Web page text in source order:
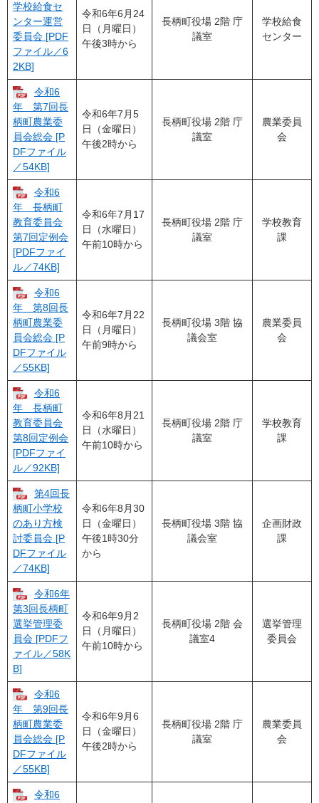
学校給食セ
ンター運営
委員会 [PDF
ファイル／6
2KB]
令和6年6月24
日（月曜日）
午後3時から
長柄町役場 2階 庁
議室
学校給食
センター
令和6
年 第7回長
柄町農業委
員会総会 [P
DFファイル
／54KB]
令和6年7月5
日（金曜日）
午後2時から
長柄町役場 2階 庁
議室
農業委員
会
令和6
年 長柄町
教育委員会
第7回定例会
[PDFファイ
ル／74KB]
令和6年7月17
日（水曜日）
午前10時から
長柄町役場 2階 庁
議室
学校教育
課
令和6
年 第8回長
柄町農業委
員会総会 [P
DFファイル
／55KB]
令和6年7月22
日（月曜日）
午前9時から
長柄町役場 3階 協
議会室
農業委員
会
令和6
年 長柄町
教育委員会
第8回定例会
[PDFファイ
ル／92KB]
令和6年8月21
日（水曜日）
午前10時から
長柄町役場 2階 庁
議室
学校教育
課
第4回長
柄町小学校
のあり方検
討委員会 [P
DFファイル
／74KB]
令和6年8月30
日（金曜日）
午後1時30分
から
長柄町役場 3階 協
議会室
企画財政
課
令和6年
第3回長柄町
選挙管理委
員会 [PDFフ
ァイル／58K
B]
令和6年9月2
日（月曜日）
午前10時から
長柄町役場 2階 会
議室4
選挙管理
委員会
令和6
年 第9回長
柄町農業委
員会総会 [P
DFファイル
／55KB]
令和6年9月6
日（金曜日）
午後2時から
長柄町役場 2階 庁
議室
農業委員
会
令和6